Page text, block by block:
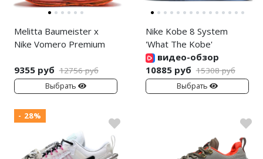
Melitta Baumeister x
Nike Vomero Premium
9355 руб 12756 руб
Выбрать
Nike Kobe 8 System
'What The Kobe'
видео-обзор
10885 руб 15308 руб
Выбрать
- 28%